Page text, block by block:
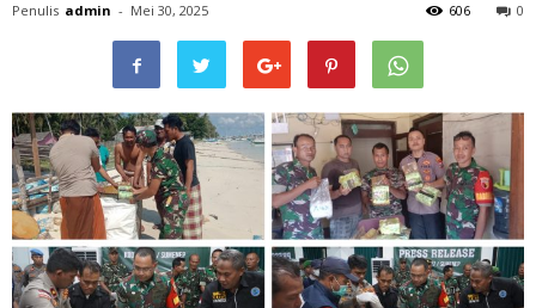
Penulis admin - Mei 30, 2025 0
606